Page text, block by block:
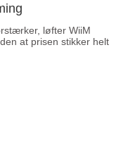
løfter WiiM
at prisen stikker helt